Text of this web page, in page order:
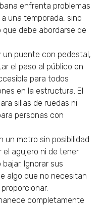
enfrenta problemas
una temporada, sino
debe abordarse de
un puente con pedestal,
el paso al público en
para todos
en la estructura. El
sillas de ruedas ni
personas con
un metro sin posibilidad
el agujero ni de tener
Ignorar sus
algo que no necesitan
completamente